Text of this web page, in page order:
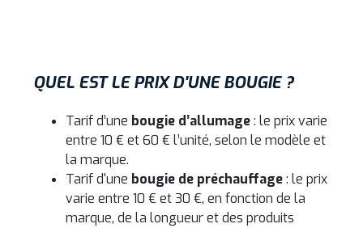
QUEL EST LE PRIX D'UNE BOUGIE ?
Tarif d’une bougie d’allumage: le prix varie
entre 10 € et 60 € l’unité, selon le modèle et
la marque.
Tarif d'une bougie de préchauffage: le prix
varie entre 10 € et 30 €, en fonction de la
marque, de la longueur et des produits